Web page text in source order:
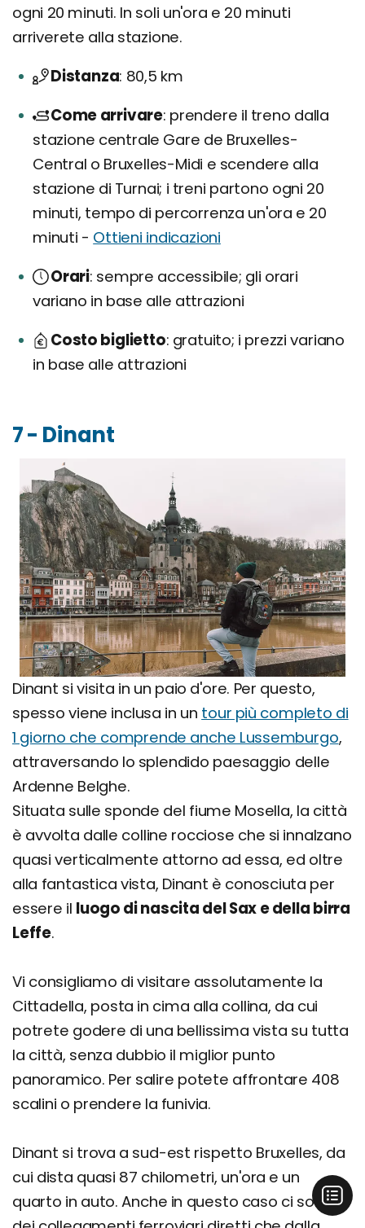
ogni 20 minuti. In soli un'ora e 20 minuti
arriverete alla stazione.
Distanza 80,5 km
Come arrivare prendere il treno dalla
stazione centrale Gare de Bruxelles-
Central o Bruxelles-Midi e scendere alla
stazione di Turnai; i treni partono ogni 20
minuti, tempo di percorrenza un'ora e 20
minuti - Ottieni indicazioni
Orari sempre accessibile; gli orari
variano in base alle attrazioni
Costo biglietto gratuito; i prezzi variano
in base alle attrazioni
7 - Dinant
Dinant si visita in un paio d'ore. Per questo,
spesso viene inclusa in un tour più completo di
1 giorno che comprende anche Lussemburgo,
attraversando lo splendido paesaggio delle
Ardenne Belghe.
Situata sulle sponde del fiume Mosella, la città
è avvolta dalle colline rocciose che si innalzano
quasi verticalmente attorno ad essa, ed oltre
alla fantastica vista, Dinant è conosciuta per
essere il luogo di nascita del Sax e della birra
Leffe.
Vi consigliamo di visitare assolutamente la
Cittadella, posta in cima alla collina, da cui
potrete godere di una bellissima vista su tutta
la città, senza dubbio il miglior punto
panoramico. Per salire potete affrontare 408
scalini o prendere la funivia.
Dinant si trova a sud-est rispetto Bruxelles, da
cui dista quasi 87 chilometri, un'ora e un
quarto in auto. Anche in questo caso ci sono